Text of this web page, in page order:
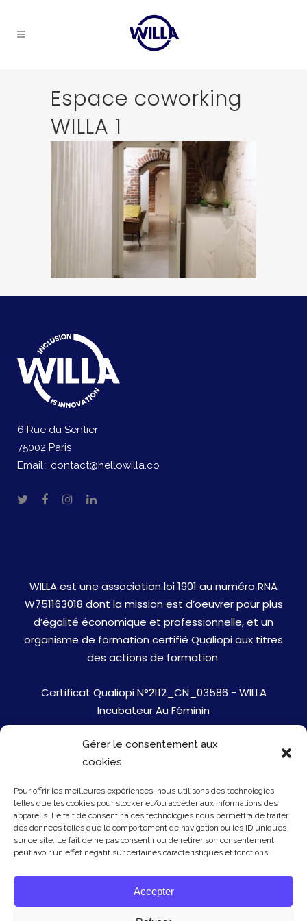
Gérer le consentement aux
cookies
Pour offrir les meilleures expériences, nous utilisons des technologies
telles que les cookies pour stocker et/ou accéder aux informations des
appareils. Le fait de consentir à ces technologies nous permettra de traiter
des données telles que le comportement de navigation ou les ID uniques
sur ce site. Le fait de ne pas consentir ou de retirer son consentement
peut avoir un effet négatif sur certaines caractéristiques et fonctions.
Accepter
Espace coworking
WILLA 1
6 Rue du Sentier
75002 Paris
Email : contact@hellowilla.co
WILLA est une association loi 1901 au numéro RNA
W751163018 dont la mission est d’oeuvrer pour plus
d’égalité économique et professionnelle, et un
organisme de formation certifié Qualiopi aux titres
des actions de formation.
Certificat Qualiopi N°2112_CN_03586 - WILLA
Incubateur Au Féminin
Jobs
Mentions Légales
Politique de cookies
Presse